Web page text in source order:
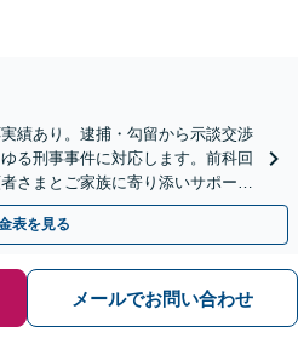
績あり。逮捕・勾留から示談交渉
る刑事事件に対応します。前科回
さまとご家族に寄り添いサポート
表を見る
メールでお問い合わせ